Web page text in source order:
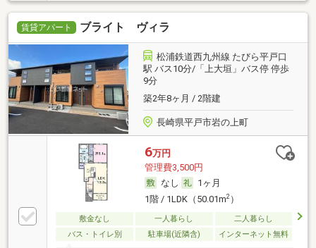
賃貸アパート ブライト ヴィラ
松浦鉄道西九州線 たびら平戸口
駅 バス10分/「上大垣」バス停 停歩
9分
築2年8ヶ月 / 2階建
長崎県平戸市岩の上町
6万円
管理費3,500円
なし
1ヶ月
1階 / 1LDK（50.01m2）
敷金なし 一人暮らし
二人暮らし
バス・トイレ別
駐車場(近隣含) インターネット無料